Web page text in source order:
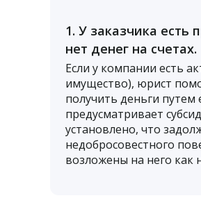
1. У заказчика есть
нет денег на счетах.
Если у компании есть
имущество), юрист
получить деньги путем
предусматривает
установлено, что
недобросовестного
возложены на него как